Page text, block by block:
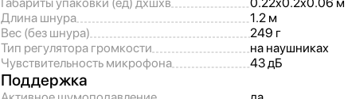
Длина шнура
1.2 м
Вес (без шнура)
249 г
Тип регулятора громкости
на наушниках
Чувствительность микрофона
43 дБ
Поддержка